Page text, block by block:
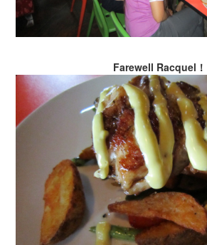
Farewell Racquel！